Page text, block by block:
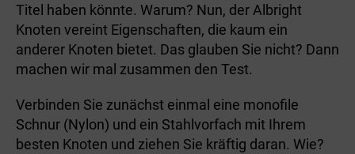
Titel haben könnte. Warum? Nun, der Albright
Knoten vereint Eigenschaften, die kaum ein
anderer Knoten bietet. Das glauben Sie nicht? Dann
machen wir mal zusammen den Test.
Verbinden Sie zunächst einmal eine monofile
Schnur (Nylon) und ein Stahlvorfach mit Ihrem
besten Knoten und ziehen Sie kräftig daran. Wie?